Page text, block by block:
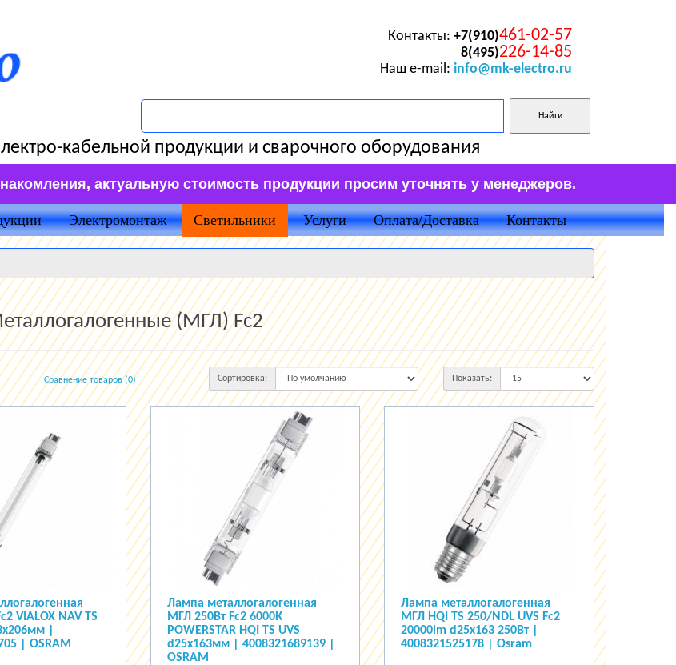
Контакты:+7(910)461-02-57
8(495)226-14-85
Наш e-mail:info@mk-electro.ru
кабельной продукции и сварочного оборудования
актуальную стоимость продукции просим уточнять у менеджеров.
Электромонтаж Светильники Услуги Оплата/Доставка Контакты
(МГЛ) Fc2
Сравнение товаров (0) Сортировка: Показать:
VIALOX NAV TS
|
| OSRAM
Лампа металлогалогенная
МГЛ 250Вт Fc2 6000К
POWERSTAR HQI TS UVS
d25x163мм | 4008321689139 |
OSRAM
Лампа металлогалогенная
МГЛ HQI TS 250/NDL UVS Fc2
20000lm d25x163 250Вт |
4008321525178 | Osram